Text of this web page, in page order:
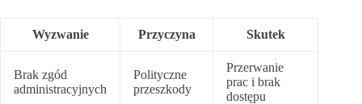
Wyzwanie Przyczyna Skutek
Brak zgód
administracyjnych
Polityczne
przeszkody
Przerwanie
prac i brak
dostępu